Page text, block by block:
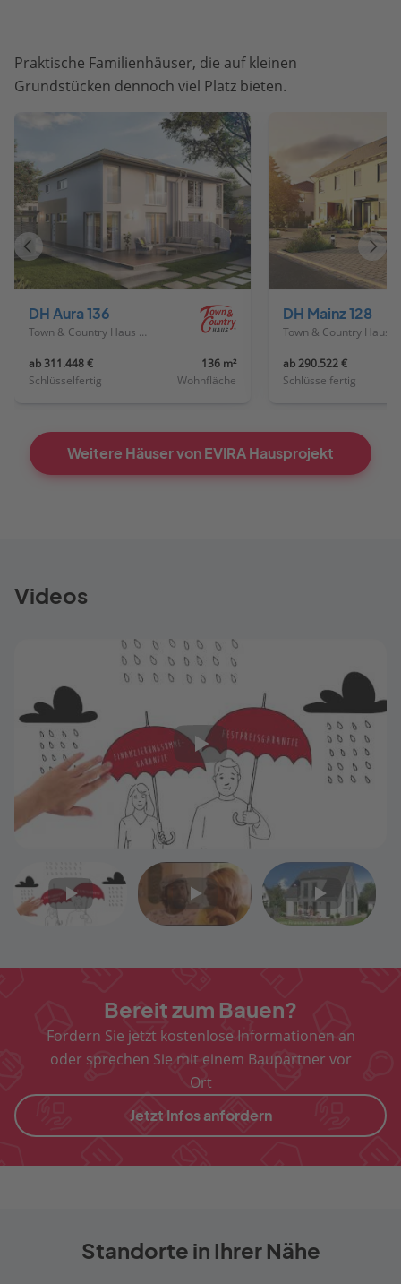
Praktische Familienhäuser, die auf kleinen
Grundstücken dennoch viel Platz bieten.
DH Aura 136
Town & Country Haus Deutschland
ab 311.448 €
Schlüsselfertig
136 m²
Wohnfläche
DH Mainz 128
ab 290.522 €
Schlüsselfertig
Vorheriges
Haus
Weitere Häuser von EVIRA Hausprojekt
Videos
Video
Video
Video
3
Bereit zum Bauen?
Fordern Sie jetzt kostenlose Informationen an
oder sprechen Sie mit einem Baupartner vor
Ort
Jetzt Infos anfordern
Standorte in Ihrer Nähe